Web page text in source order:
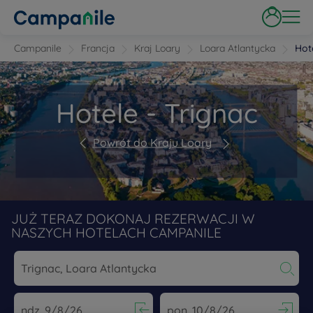
Campanile Francja Kraj Loary Loara Atlantycka
Hotele - Trignac
Powrót do Kraju Loary
JUŻ TERAZ DOKONAJ REZERWACJI W
NASZYCH HOTELACH CAMPANILE